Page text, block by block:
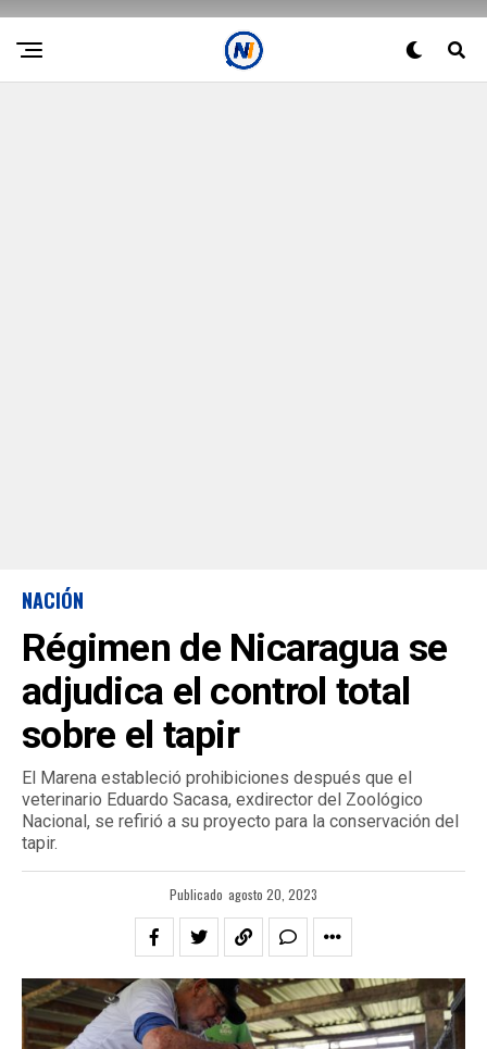
NACIÓN
Régimen de Nicaragua se
adjudica el control total
sobre el tapir
El Marena estableció prohibiciones después que el
veterinario Eduardo Sacasa, exdirector del Zoológico
Nacional, se refirió a su proyecto para la conservación del
tapir.
Publicado agosto 20, 2023